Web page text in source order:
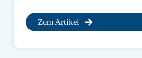
Zum Artikel